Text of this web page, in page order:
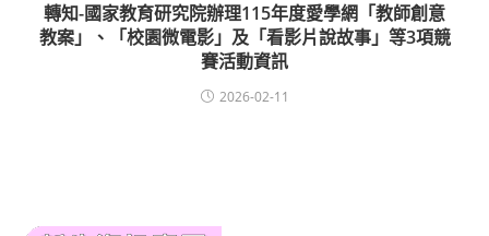
轉知-國家教育研究院辦理115年度愛學網「教師創意
教案」、「校園微電影」及「看影片說故事」等3項競
賽活動資訊
2026-02-11